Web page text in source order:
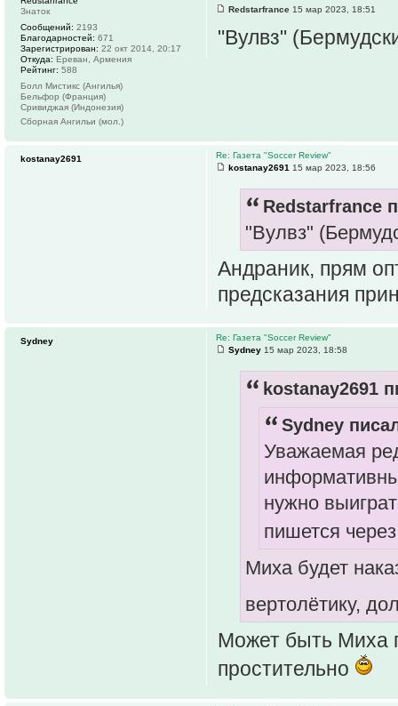
Redstarfrance 15 мар 2023, 18:51
"Вулвз"
Знаток
Сообщений: 2193
Благодарностей: 671
Зарегистрирован: 22 окт 2014, 20:17
Откуда: Ереван, Армения
Рейтинг: 588
Болл Мистикс (Ангилья)
Бельфор (Франция)
Сривиджая (Индонезия)
Сборная Ангильи (мол.)
Re: Газета "Soccer Review"
kostanay2691 15 мар 2023, 18:56
Redstarfrance
"Вулвз"
Андраник, прям
предсказания
kostanay2691
Re: Газета "Soccer Review"
Sydney 15 мар 2023, 18:58
kostanay2691
Sydney
Уважаемая
нужно
пишется
Миха будет
вертолётику,
Может быть Миха
простительно
Sydney